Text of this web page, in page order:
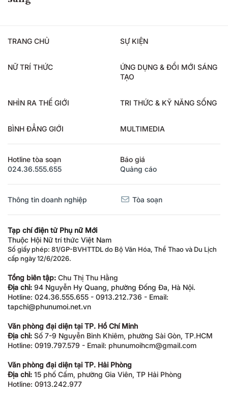
TRANG CHỦ SỰ KIỆN
NỮ TRÍ THỨC
ỨNG DỤNG & ĐỔI MỚI SÁNG
TẠO
NHÌN RA THẾ GIỚI TRI THỨC & KỸ NĂNG SỐNG
BÌNH ĐẲNG GIỚI MULTIMEDIA
Hotline tòa soạn
024.36.555.655
Báo giá
Quảng cáo
Thông tin doanh nghiệp Tòa soạn
Tạp chí điện tử Phụ nữ Mới
Thuộc Hội Nữ trí thức Việt Nam
Số giấy phép: 81/GP-BVHTTDL do Bộ Văn Hóa, Thể Thao và Du Lịch
cấp ngày 12/6/2026.
Tổng biên tập: Chu Thị Thu Hằng
Địa chỉ: 94 Nguyễn Hy Quang, phường Đống Đa, Hà Nội.
Hotline: 024.36.555.655 - 0913.212.736 - Email:
tapchi@phunumoi.net.vn
Văn phòng đại diện tại TP. Hồ Chí Minh
Địa chỉ: Số 7-9 Nguyễn Bỉnh Khiêm, phường Sài Gòn, TP.HCM
Hotline: 0919.797.579 - Email: phunumoihcm@gmail.com
Văn phòng đại diện tại TP. Hải Phòng
Địa chỉ: 15 phố Cấm, phường Gia Viên, TP Hải Phòng
Hotline: 0913.242.977